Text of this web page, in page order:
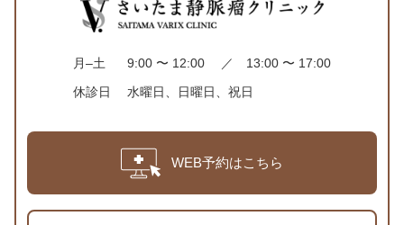
月–土
9:00 〜 12:00 ／ 13:00 〜 17:00
休診日
水曜日、日曜日、祝日
WEB予約はこちら